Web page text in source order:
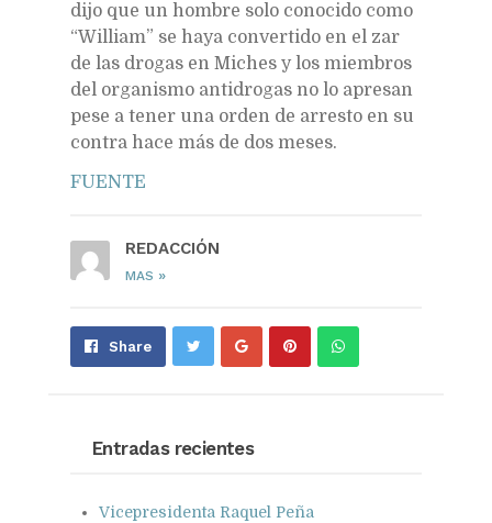
dijo que un hombre solo conocido como
“William” se haya convertido en el zar
de las drogas en Miches y los miembros
del organismo antidrogas no lo apresan
pese a tener una orden de arresto en su
contra hace más de dos meses.
FUENTE
REDACCIÓN
MAS »
Share Share Pin Send
Entradas recientes
Vicepresidenta Raquel Peña